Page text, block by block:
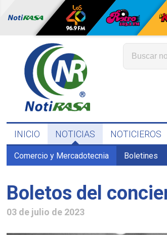
INICIO NOTICIAS NOTICIEROS
Comercio y Mercadotecnia Boletines
Boletos del
03 de julio de 2023